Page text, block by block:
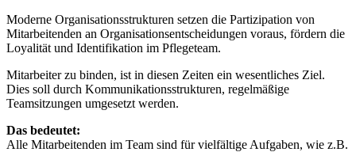
Moderne Organisationsstrukturen setzen die Partizipation von
Mitarbeitenden an Organisationsentscheidungen voraus, fördern die
Loyalität und Identifikation im Pflegeteam.
Mitarbeiter zu binden, ist in diesen Zeiten ein wesentliches Ziel.
Dies soll durch Kommunikationsstrukturen, regelmäßige
Teamsitzungen umgesetzt werden.
Das bedeutet:
Alle Mitarbeitenden im Team sind für vielfältige Aufgaben, wie z.B.